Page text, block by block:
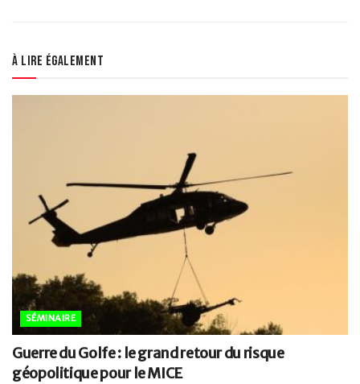
À lire également
SÉMINAIRE
Guerre du Golfe : le grand retour du risque
géopolitique pour le MICE